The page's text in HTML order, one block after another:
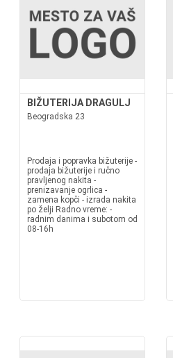
BIŽUTERIJA DRAGULJ
Beogradska 23
Prodaja i popravka bižuterije -
prodaja bižuterije i ručno
pravljenog nakita -
prenizavanje ogrlica -
zamena kopči - izrada nakita
po želji Radno vreme: -
radnim danima i subotom od
08-16h